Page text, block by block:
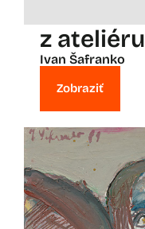
z ateliéru
Ivan Šafranko
Zobraziť